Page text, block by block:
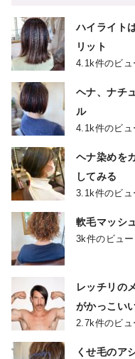
ハイライト
リット
4.1k件のビュ
ヘナ、ナチ
ル
4.1k件のビュ
ヘナ染めを
してみる
3.1k件のビュ
軟毛マッシ
3k件のビュー
レッチリの
がかっこい
2.7k件のビュ
くせ毛のア